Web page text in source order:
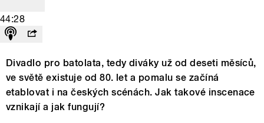
44:28
Divadlo pro batolata, tedy diváky už od deseti měsíců,
ve světě existuje od 80. let a pomalu se začíná
etablovat i na českých scénách. Jak takové inscenace
vznikají a jak fungují?